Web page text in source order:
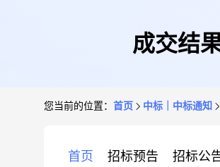
成交结
您当前的位置： 首页 中标｜中标通知
首页 招标预告 招标公